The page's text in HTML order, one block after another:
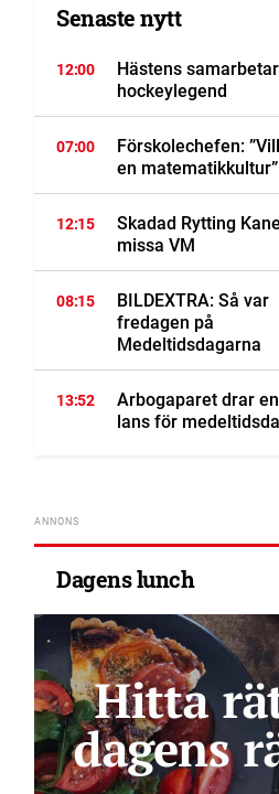
Senaste nytt
12:00
Hästens
hockeylegend
07:00
Förskolechefen:
en matematikkultur”
12:15
Skadad Rytting
missa VM
08:15
BILDEXTRA: Så var
fredagen på
Medeltidsdagarna
13:52
Arbogaparet drar
lans för
Dagens lunch